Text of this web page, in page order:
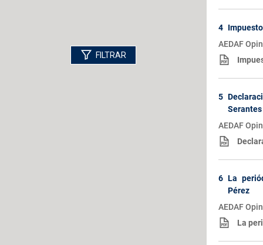
FILTRAR
4
AEDAF
5
Serantes
AEDAF
6 La
Pérez
AEDAF
La